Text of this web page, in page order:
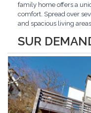
SUR
family home offers a
comfort. Spread over
and spacious living
architecture and warm
appealing residence.